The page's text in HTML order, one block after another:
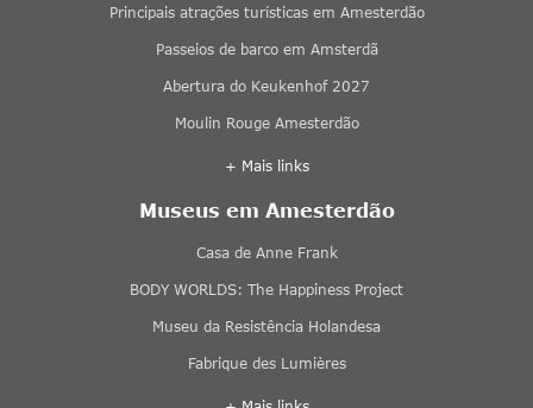
Principais atrações turísticas em Amesterdão
Passeios de barco em Amsterdã
Abertura do Keukenhof 2027
Moulin Rouge Amesterdão
+ Mais links
Museus em Amesterdão
Casa de Anne Frank
BODY WORLDS: The Happiness Project
Museu da Resistência Holandesa
Fabrique des Lumières